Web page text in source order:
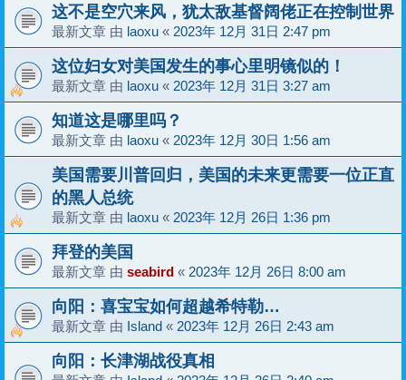
这不是空穴来风，犹太敌基督阔佬正在控制世界
最新文章 由 laoxu « 2023年 12月 31日 2:47 pm
这位妇女对美国发生的事心里明镜似的！
最新文章 由 laoxu « 2023年 12月 31日 3:27 am
知道这是哪里吗？
最新文章 由 laoxu « 2023年 12月 30日 1:56 am
美国需要川普回归，美国的未来更需要一位正直
的黑人总统
最新文章 由 laoxu « 2023年 12月 26日 1:36 pm
拜登的美国
最新文章 由 seabird « 2023年 12月 26日 8:00 am
向阳：喜宝宝如何超越希特勒…
最新文章 由 Island « 2023年 12月 26日 2:43 am
向阳：长津湖战役真相